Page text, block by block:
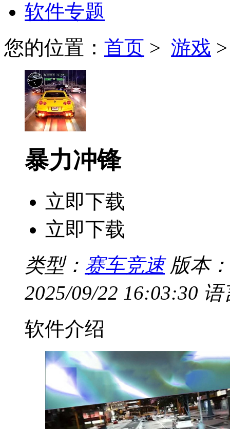
软件专题
您的位置： 首页 > 游戏
暴力冲锋
立即下载
立即下载
类型： 赛车竞速 版本
2025/09/22 16:03:30 语
软件介绍